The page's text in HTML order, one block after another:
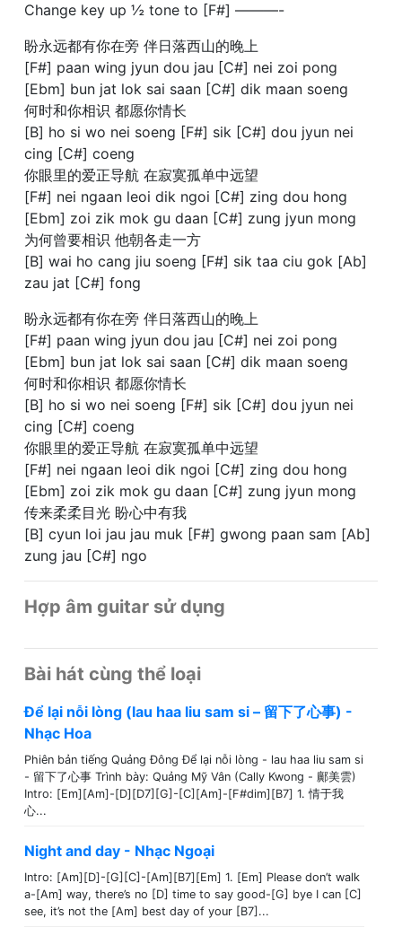
Change key up ½ tone to [F#] ———-
盼永远都有你在旁 伴日落西山的晚上
[F#] paan wing jyun dou jau [C#] nei zoi pong
[Ebm] bun jat lok sai saan [C#] dik maan soeng
何时和你相识 都愿你情长
[B] ho si wo nei soeng [F#] sik [C#] dou jyun nei
cing [C#] coeng
你眼里的爱正导航 在寂寞孤单中远望
[F#] nei ngaan leoi dik ngoi [C#] zing dou hong
[Ebm] zoi zik mok gu daan [C#] zung jyun mong
为何曾要相识 他朝各走一方
[B] wai ho cang jiu soeng [F#] sik taa ciu gok [Ab]
zau jat [C#] fong
盼永远都有你在旁 伴日落西山的晚上
[F#] paan wing jyun dou jau [C#] nei zoi pong
[Ebm] bun jat lok sai saan [C#] dik maan soeng
何时和你相识 都愿你情长
[B] ho si wo nei soeng [F#] sik [C#] dou jyun nei
cing [C#] coeng
你眼里的爱正导航 在寂寞孤单中远望
[F#] nei ngaan leoi dik ngoi [C#] zing dou hong
[Ebm] zoi zik mok gu daan [C#] zung jyun mong
传来柔柔目光 盼心中有我
[B] cyun loi jau jau muk [F#] gwong paan sam [Ab]
zung jau [C#] ngo
Hợp âm guitar sử dụng
Bài hát cùng thể loại
Để lại nỗi lòng (lau haa liu sam si – 留下了心事) -
Nhạc Hoa
Phiên bản tiếng Quảng Đông Để lại nỗi lòng - lau haa liu sam si
- 留下了心事 Trình bày: Quảng Mỹ Vân (Cally Kwong - 鄺美雲)
Intro: [Em][Am]-[D][D7][G]-[C][Am]-[F#dim][B7] 1. 情于我
心...
Night and day - Nhạc Ngoại
Intro: [Am][D]-[G][C]-[Am][B7][Em] 1. [Em] Please don’t walk
a-[Am] way, there’s no [D] time to say good-[G] bye I can [C]
see, it’s not the [Am] best day of your [B7]...